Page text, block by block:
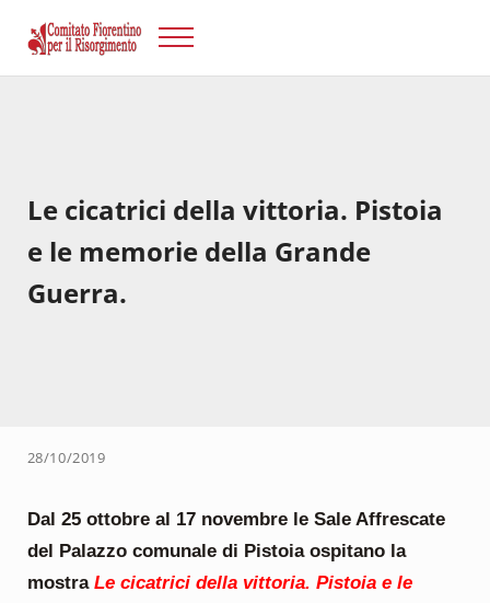
Risorgimento Firenze
Menu
Le cicatrici della vittoria. Pistoia
e le memorie della Grande
Guerra.
28/10/2019
Dal 25 ottobre al 17 novembre le Sale Affrescate
del Palazzo comunale di Pistoia ospitano la
mostra Le cicatrici della vittoria. Pistoia e le